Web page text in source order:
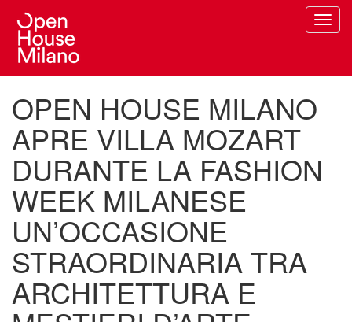
contenuto
principale
OPEN HOUSE MILANO
APRE VILLA MOZART
DURANTE LA FASHION
WEEK MILANESE
UN’OCCASIONE
STRAORDINARIA TRA
ARCHITETTURA E